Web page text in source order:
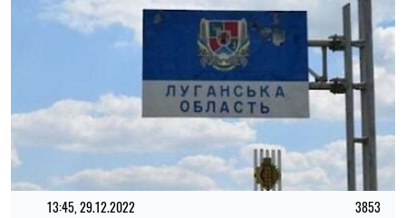
13:45, 29.12.2022 3853